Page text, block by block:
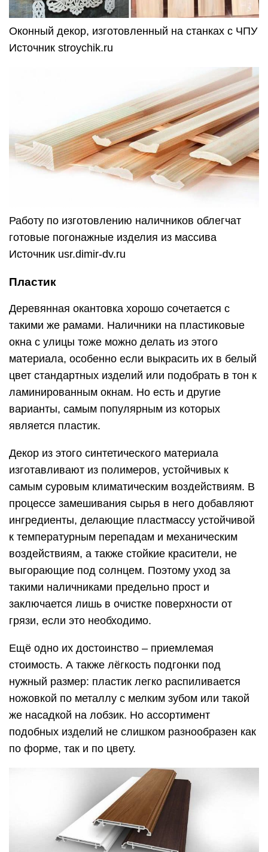
Оконный декор, изготовленный на станках с ЧПУ
Источник stroychik.ru
Работу по изготовлению наличников облегчат
готовые погонажные изделия из массива
Источник usr.dimir-dv.ru
Пластик
Деревянная окантовка хорошо сочетается с
такими же рамами. Наличники на пластиковые
окна с улицы тоже можно делать из этого
материала, особенно если выкрасить их в белый
цвет стандартных изделий или подобрать в тон к
ламинированным окнам. Но есть и другие
варианты, самым популярным из которых
является пластик.
Декор из этого синтетического материала
изготавливают из полимеров, устойчивых к
самым суровым климатическим воздействиям. В
процессе замешивания сырья в него добавляют
ингредиенты, делающие пластмассу устойчивой
к температурным перепадам и механическим
воздействиям, а также стойкие красители, не
выгорающие под солнцем. Поэтому уход за
такими наличниками предельно прост и
заключается лишь в очистке поверхности от
грязи, если это необходимо.
Ещё одно их достоинство – приемлемая
стоимость. А также лёгкость подгонки под
нужный размер: пластик легко распиливается
ножовкой по металлу с мелким зубом или такой
же насадкой на лобзик. Но ассортимент
подобных изделий не слишком разнообразен как
по форме, так и по цвету.